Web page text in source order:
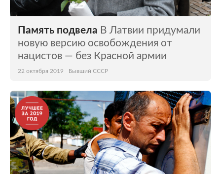
Память подвела В Латвии придумали
новую версию освобождения от
нацистов — без Красной армии
22 октября 2019 Бывший СССР